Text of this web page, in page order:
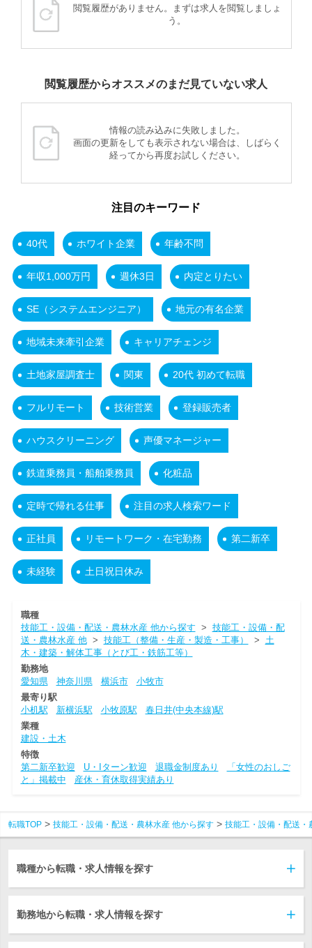
閲覧履歴がありません。まずは求人を閲覧しましょ
う。
閲覧履歴からオススメのまだ見ていない求人
情報の読み込みに失敗しました。
画面の更新をしても表示されない場合は、しばらく
経ってから再度お試しください。
注目のキーワード
40代 ホワイト企業 年齢不問
年収1,000万円 週休3日 内定とりたい
SE（システムエンジニア） 地元の有名企業
地域未来牽引企業 キャリアチェンジ
土地家屋調査士 関東 20代 初めて転職
フルリモート 技術営業 登録販売者
ハウスクリーニング 声優マネージャー
鉄道乗務員・船舶乗務員 化粧品
定時で帰れる仕事 注目の求人検索ワード
正社員 リモートワーク・在宅勤務 第二新卒
未経験 土日祝日休み
職種
技能工・設備・配送・農林水産 他から探す > 技能工・設備・配
送・農林水産 他> 技能工（整備・生産・製造・工事） > 土
木・建築・解体工事（とび工・鉄筋工等）
勤務地
愛知県
神奈川県 横浜市
小牧市
最寄り駅
小机駅
新横浜駅 小牧原駅
春日井(中央本線)駅
業種
建設・土木
特徴
第二新卒歓迎
U・Iターン歓迎 退職金制度あり
「女性のおしご
と」掲載中
産休・育休取得実績あり
転職TOP 技能工・設備・配送・農林水産 他から探す 技能工・設備・配送・
職種から転職・求人情報を探す
勤務地から転職・求人情報を探す